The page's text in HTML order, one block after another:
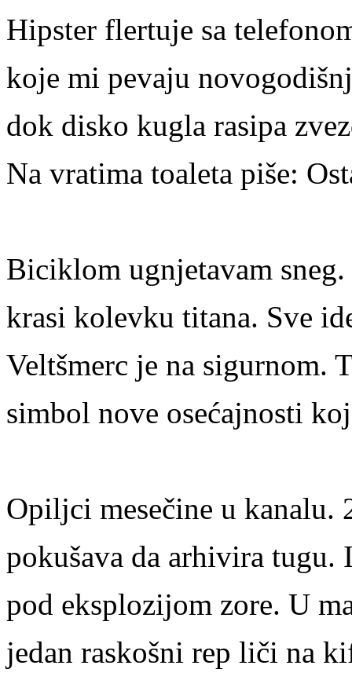
Hipster flertuje sa
koje mi pevaju
dok disko kugla rasipa
Na vratima toaleta piše:
Biciklom ugnjetavam
krasi kolevku titana. Sve
Veltšmerc je na sigurnom.
simbol nove osećajnosti
Opiljci mesečine u kanalu.
pokušava da arhivira tugu.
pod eksplozijom zore. U
jedan raskošni rep liči na